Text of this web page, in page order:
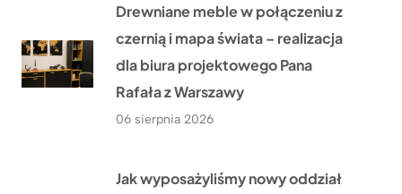
Drewniane meble w połączeniu z
czernią i mapa świata – realizacja
dla biura projektowego Pana
Rafała z Warszawy
06 sierpnia 2026
Jak wyposażyliśmy nowy oddział